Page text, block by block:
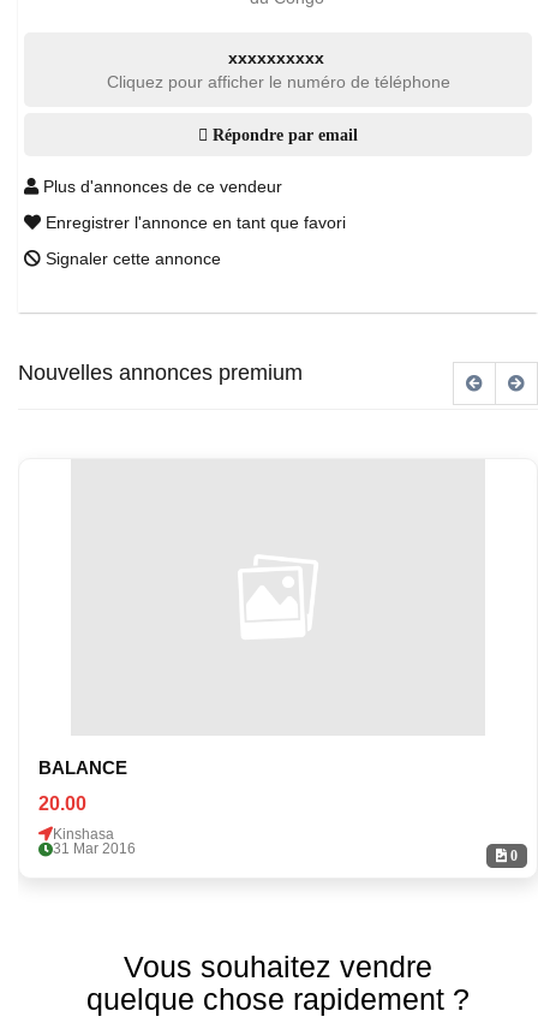
xxxxxxxxxx
Cliquez pour afficher le numéro de téléphone
Répondre par email
Plus d'annonces de ce vendeur
Enregistrer l'annonce en tant que favori
Signaler cette annonce
Nouvelles annonces premium
0
BALANCE
20.00
Kinshasa
31 Mar 2016
Vous souhaitez vendre
quelque chose rapidement ?